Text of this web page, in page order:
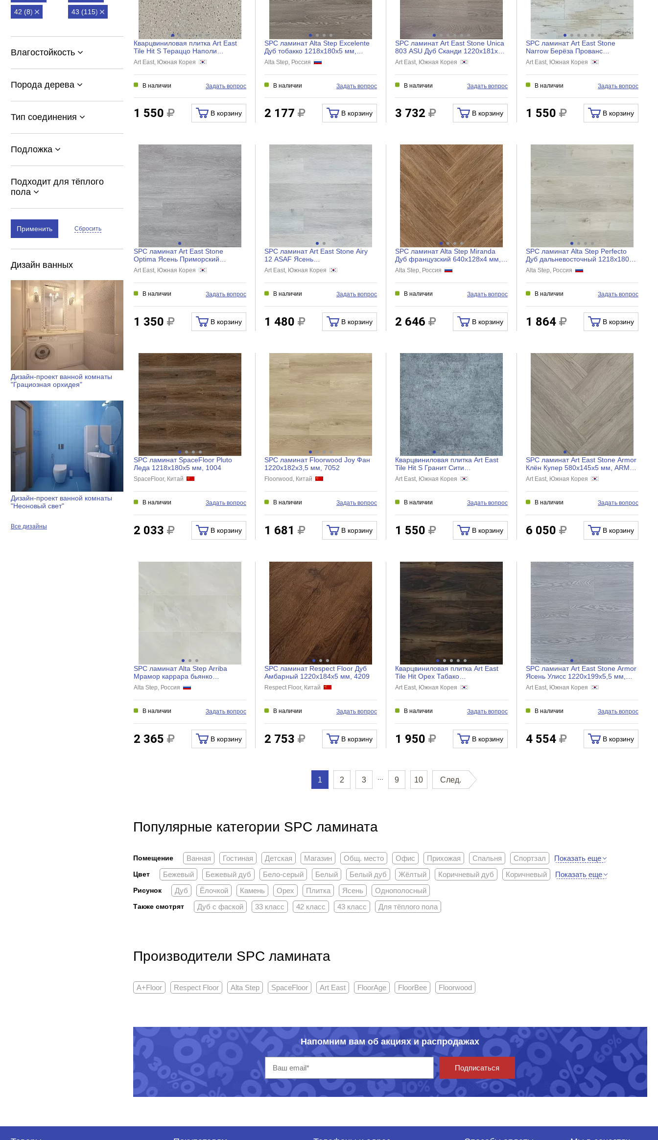
42 (8) 43 (115)
Влагостойкость
Порода дерева
Тип соединения
Подложка
Подходит для тёплого
пола
Применить Сбросить
Дизайн ванных
Дизайн-проект ванной комнаты
"Грациозная орхидея"
Дизайн-проект ванной комнаты
"Неоновый свет"
Все дизайны
Кварцвиниловая плитка Art East
Tile Hit S Тераццо Наполи
457,2x457,2x2,5 мм, АТS...
Art East, Южная Корея
В наличии Задать вопрос
1 550 В корзину
SPC ламинат Alta Step Excelente
Дуб тобакко 1218x180x5 мм,
SPC6615
Alta Step, Россия
В наличии Задать вопрос
2 177 В корзину
SPC ламинат Art East Stone Unica
803 ASU Дуб Сканди 1220x181x5,5
мм, ASU 803
Art East, Южная Корея
В наличии Задать вопрос
3 732 В корзину
SPC ламинат Art East Stone
Narrow Берёза Прованс
1220x152x5 мм, ASL 137
Art East, Южная Корея
В наличии Задать вопрос
1 550 В корзину
SPC ламинат Art East Stone
Optima Ясень Приморский
150x900x3,5 мм, APT 35-2-2
Art East, Южная Корея
В наличии Задать вопрос
1 350 В корзину
SPC ламинат Art East Stone Airy
12 ASAF Ясень
Ванкувер,BG,920x150x4 мм, ASAF
12
Art East, Южная Корея
В наличии Задать вопрос
1 480 В корзину
SPC ламинат Alta Step Miranda
Дуб французский 640x128x4 мм,
SPC4408
Alta Step, Россия
В наличии Задать вопрос
2 646 В корзину
SPC ламинат Alta Step Perfecto
Дуб дальневосточный 1218x180x5
мм, SPC8813
Alta Step, Россия
В наличии Задать вопрос
1 864 В корзину
SPC ламинат SpaceFloor Pluto
Леда 1218х180х5 мм, 1004
SpaceFloor, Китай
В наличии Задать вопрос
2 033 В корзину
SPC ламинат Floorwood Joy Фан
1220х182х3,5 мм, 7052
Floorwood, Китай
В наличии Задать вопрос
1 681 В корзину
Кварцвиниловая плитка Art East
Tile Hit S Гранит Сити
457,2x457,2x2,5 мм, АТS 76...
Art East, Южная Корея
В наличии Задать вопрос
1 550 В корзину
SPC ламинат Art East Stone Armor
Клён Купер 580x145x5 мм, ARM
HV 88
Art East, Южная Корея
В наличии Задать вопрос
6 050 В корзину
SPC ламинат Alta Step Arriba
Мрамор каррара бьянко
610x305x5 мм, SPC9911
Alta Step, Россия
В наличии Задать вопрос
2 365 В корзину
SPC ламинат Respect Floor Дуб
Амбарный 1220х184х5 мм, 4209
Respect Floor, Китай
В наличии Задать вопрос
2 753 В корзину
Кварцвиниловая плитка Art East
Tile Hit Орех Табако
914,4x152,4x2,5 мм, AT 757
Art East, Южная Корея
В наличии Задать вопрос
1 950 В корзину
SPC ламинат Art East Stone Armor
Ясень Улисс 1220x199x5,5 мм,
ARM 99
Art East, Южная Корея
В наличии Задать вопрос
4 554 В корзину
1 2 3 9 10 След.
Популярные категории SPC ламината
Помещение Ванная Гостиная Детская Магазин Общ. место Офис Прихожая Спальня Спортзал Показать еще
Цвет Бежевый Бежевый дуб Бело-серый Белый Белый дуб Жёлтый Коричневый дуб Коричневый Показать еще
Рисунок Дуб Ёлочкой Камень Орех Плитка Ясень Однополосный
Также смотрят Дуб с фаской 33 класс 42 класс 43 класс Для тёплого пола
Производители SPC ламината
A+Floor Respect Floor Alta Step SpaceFloor Art East FloorAge FloorBee Floorwood
Напомним вам об акциях и распродажах
Подписаться